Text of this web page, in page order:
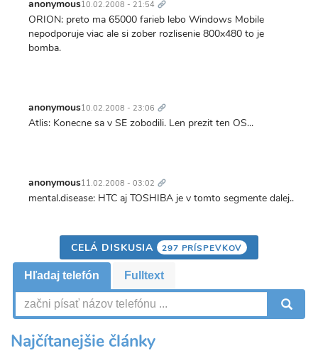
anonymous10.02.2008 - 21:54
ORION: preto ma 65000 farieb lebo Windows Mobile
nepodporuje viac ale si zober rozlisenie 800x480 to je
bomba.
anonymous10.02.2008 - 23:06 odkaz
Atlis: Konecne sa v SE zobodili. Len prezit ten OS...
anonymous11.02.2008 - 03:02 odkaz
mental.disease: HTC aj TOSHIBA je v tomto segmente dalej..
CELÁ DISKUSIA 297 PRÍSPEVKOV
Hľadaj telefón Fulltext
Najčítanejšie články